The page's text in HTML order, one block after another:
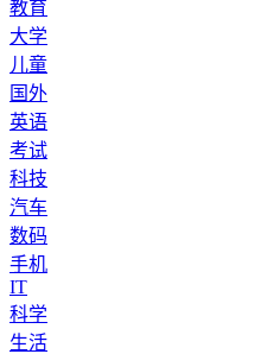
教育
大学
儿童
国外
英语
考试
科技
汽车
数码
手机
IT
科学
生活